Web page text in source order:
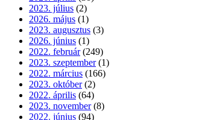
2023. július (2)
2026. május (1)
2023. augusztus (3)
2026. június (1)
2022. február (249)
2023. szeptember (1)
2022. március (166)
2023. október (2)
2022. április (64)
2023. november (8)
2022. június (94)